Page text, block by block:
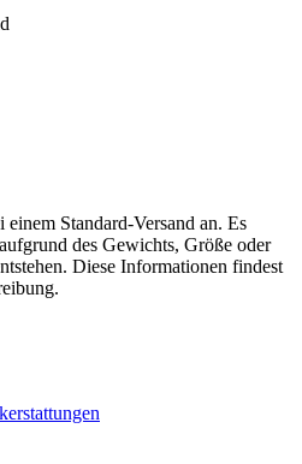
Standard-Versand an. Es
des Gewichts, Größe oder
Diese Informationen findest